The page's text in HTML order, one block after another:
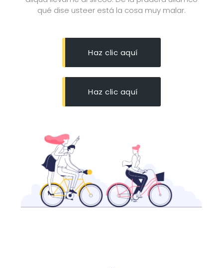
qué dise usteer está la cosa muy malar.
Haz clic aquí
Haz clic aquí